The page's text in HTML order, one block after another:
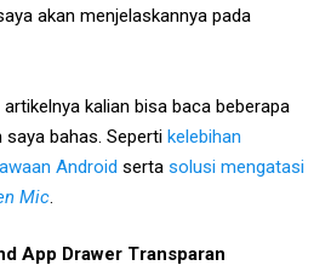
akan menjelaskannya pada
kalian bisa baca beberapa
saya bahas. Seperti kelebihan
Android serta solusi mengatasi
Mic.
App Drawer Transparan